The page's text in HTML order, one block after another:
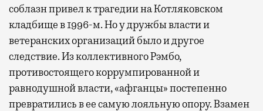
соблазн привел к трагедии на Котляковском
кладбище в 1996-м. Но у дружбы власти и
ветеранских организаций было и другое
следствие. Из коллективного Рэмбо,
противостоящего коррумпированной и
равнодушной власти, «афганцы» постепенно
превратились в ее самую лояльную опору. Взамен